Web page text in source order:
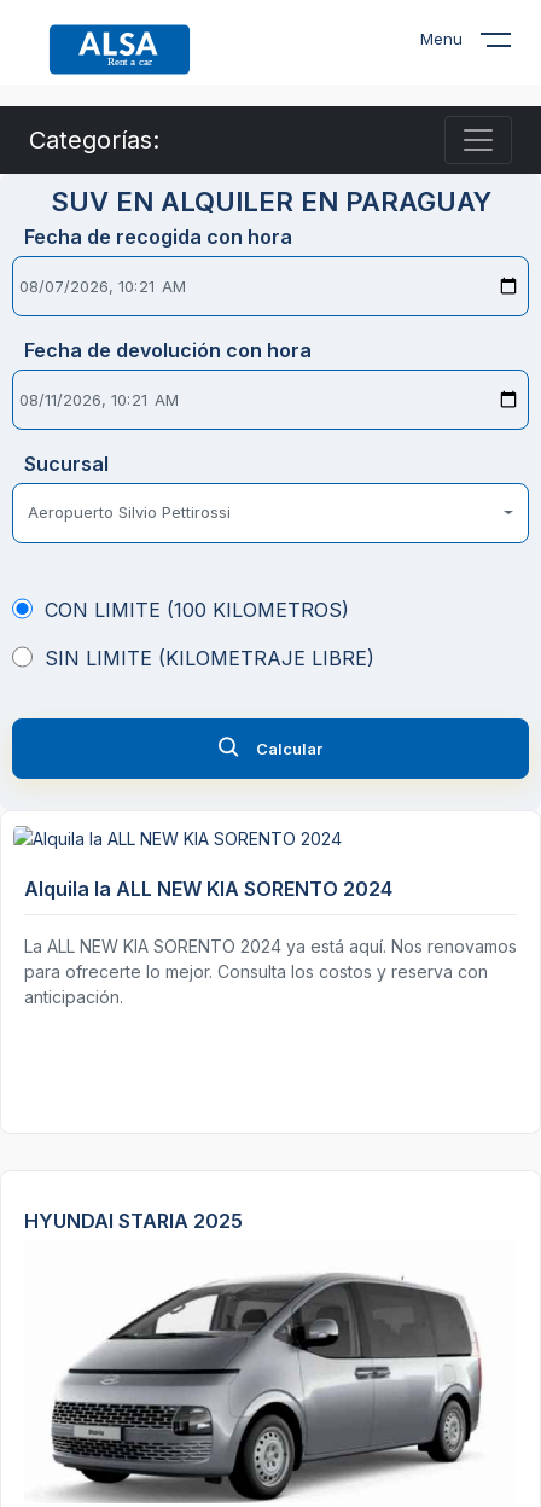
Menu
Categorías:
SUV EN ALQUILER EN PARAGUAY
Fecha de recogida con hora
Fecha de devolución con hora
Sucursal
Aeropuerto Silvio Pettirossi
CON LIMITE (100 KILOMETROS)
SIN LIMITE (KILOMETRAJE LIBRE)
Calcular
Alquila la ALL NEW KIA SORENTO 2024
La ALL NEW KIA SORENTO 2024 ya está aquí. Nos renovamos
para ofrecerte lo mejor. Consulta los costos y reserva con
anticipación.
HYUNDAI STARIA 2025